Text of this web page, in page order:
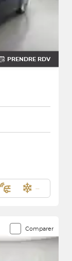
PRENDRE RDV
Comparer